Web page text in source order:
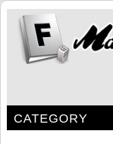
CATEGORY